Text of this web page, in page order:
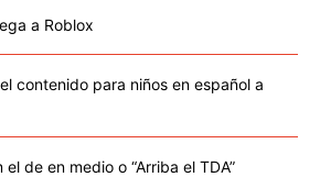
a Roblox
contenido para niños en español a
de en medio o “Arriba el TDA”